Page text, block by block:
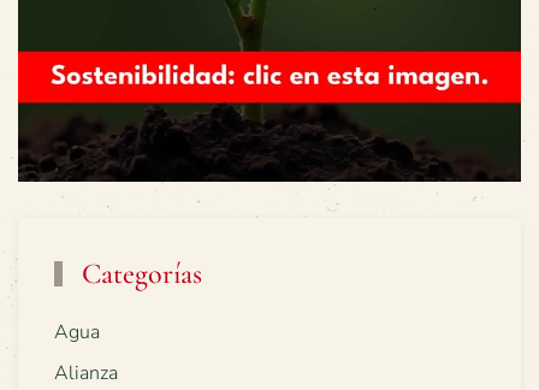
Categorías
Agua
Alianza